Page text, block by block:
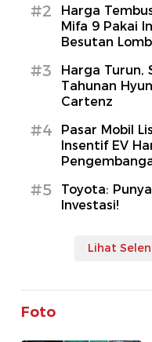
#2
Harga
Mifa 9 Pakai
Besutan
#3
Harga Turun,
Tahunan
Cartenz
#4
Pasar Mobil
Insentif EV
#5
Toyota:
Investasi!
Lihat
Foto